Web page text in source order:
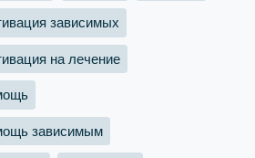
зависимых
на лечение
зависимым